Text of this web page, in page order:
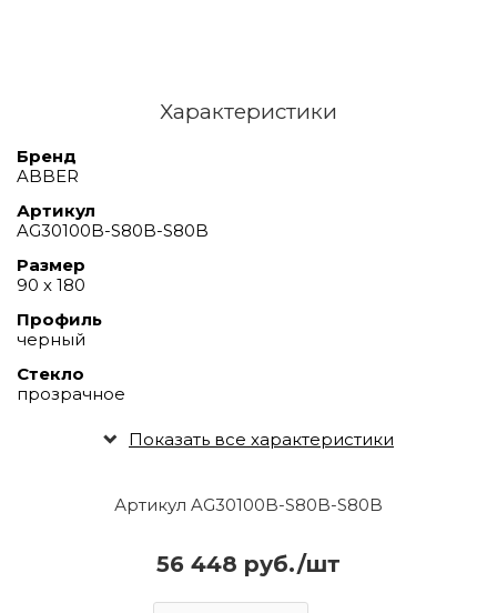
Артикул AG30100B-S80B-S80B
56 448 руб./шт
Характеристики
Бренд
ABBER
Артикул
AG30100B-S80B-S80B
Размер
90 х 180
Профиль
черный
Стекло
прозрачное
Показать все характеристики